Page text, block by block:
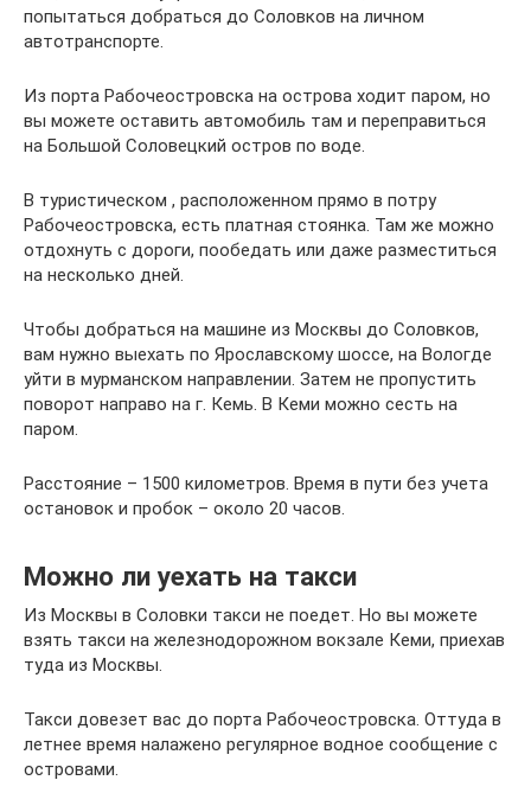
попытаться добраться до Соловков на личном
автотранспорте.
Из порта Рабочеостровска на острова ходит паром, но
вы можете оставить автомобиль там и переправиться
на Большой Соловецкий остров по воде.
В туристическом , расположенном прямо в потру
Рабочеостровска, есть платная стоянка. Там же можно
отдохнуть с дороги, пообедать или даже разместиться
на несколько дней.
Чтобы добраться на машине из Москвы до Соловков,
вам нужно выехать по Ярославскому шоссе, на Вологде
уйти в мурманском направлении. Затем не пропустить
поворот направо на г. Кемь. В Кеми можно сесть на
паром.
Расстояние – 1500 километров. Время в пути без учета
остановок и пробок – около 20 часов.
Можно ли уехать на такси
Из Москвы в Соловки такси не поедет. Но вы можете
взять такси на железнодорожном вокзале Кеми, приехав
туда из Москвы.
Такси довезет вас до порта Рабочеостровска. Оттуда в
летнее время налажено регулярное водное сообщение с
островами.